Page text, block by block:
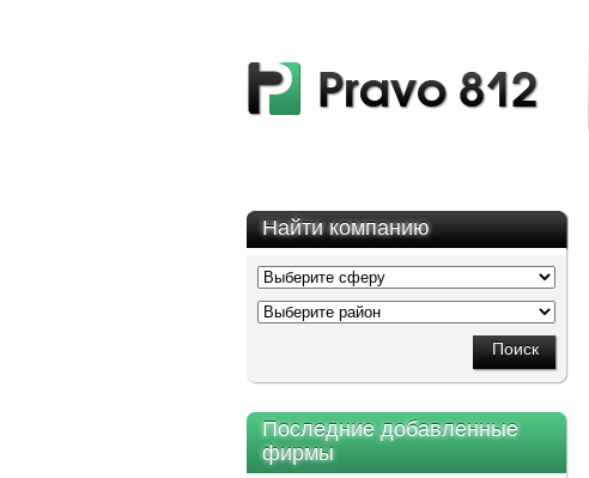
Найти компанию
Последние добавленные
фирмы